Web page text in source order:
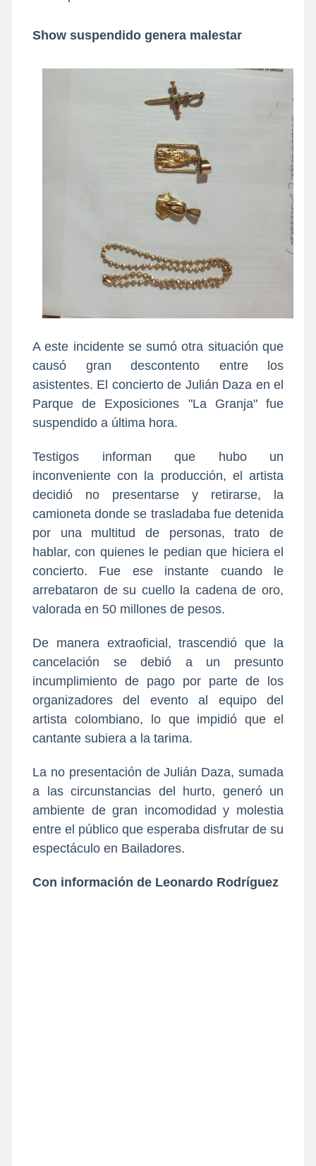
Show suspendido genera malestar
A este incidente se sumó otra situación que
causó gran descontento entre los
asistentes. El concierto de Julián Daza en el
Parque de Exposiciones "La Granja" fue
suspendido a última hora.
Testigos informan que hubo un
inconveniente con la producción, el artista
decidió no presentarse y retirarse, la
camioneta donde se trasladaba fue detenida
por una multitud de personas, trato de
hablar, con quienes le pedian que hiciera el
concierto. Fue ese instante cuando le
arrebataron de su cuello la cadena de oro,
valorada en 50 millones de pesos.
De manera extraoficial, trascendió que la
cancelación se debió a un presunto
incumplimiento de pago por parte de los
organizadores del evento al equipo del
artista colombiano, lo que impidió que el
cantante subiera a la tarima.
La no presentación de Julián Daza, sumada
a las circunstancias del hurto, generó un
ambiente de gran incomodidad y molestia
entre el público que esperaba disfrutar de su
espectáculo en Bailadores.
Con información de Leonardo Rodríguez